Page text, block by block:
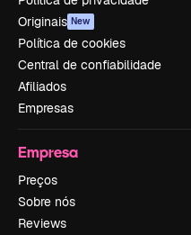
Originais New
Política de cookies
Central de confiabilidade
Afiliados
Empresas
Empresa
Preços
Sobre nós
Reviews